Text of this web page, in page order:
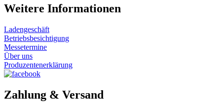
Weitere Informationen
Ladengeschäft
Betriebsbesichtigung
Messetermine
Über uns
Produzentenerklärung
Zahlung & Versand